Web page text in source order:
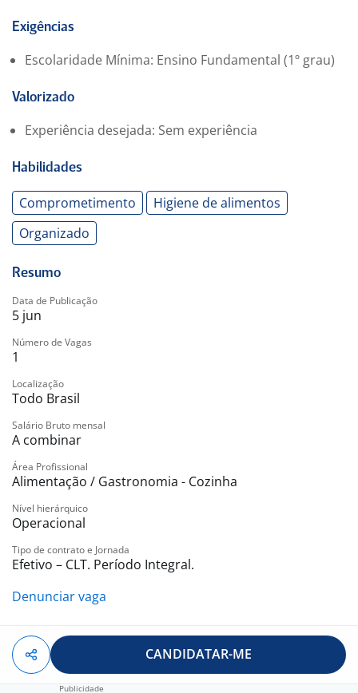
Exigências
Escolaridade Mínima: Ensino Fundamental (1º grau)
Valorizado
Experiência desejada: Sem experiência
Habilidades
Comprometimento
Higiene de alimentos
Organizado
Resumo
Data de Publicação
5 jun
Número de Vagas
1
Localização
Todo Brasil
Salário Bruto mensal
A combinar
Área Profissional
Alimentação / Gastronomia - Cozinha
Nível hierárquico
Operacional
Tipo de contrato e Jornada
Efetivo – CLT. Período Integral.
Denunciar vaga
CANDIDATAR-ME